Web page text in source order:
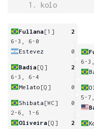
1. kolo
Fullana[1]
2
6-3, 6-0
Estevez
0
Badia[Q]
2
6-3, 6-4
Melato [Q] 0
Shibata [WC]
0
2-6, 1-6
Oliveira[Q] 2
6-
5-